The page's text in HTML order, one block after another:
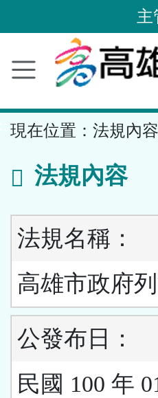
內
容
主
現在位置： 法規內容
法規內容
法規名稱：
高雄市政府
公發布日：
民國 100 年